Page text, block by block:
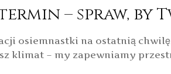
– spraw, by
osiemnastki na ostatnią
klimat – my zapewniamy